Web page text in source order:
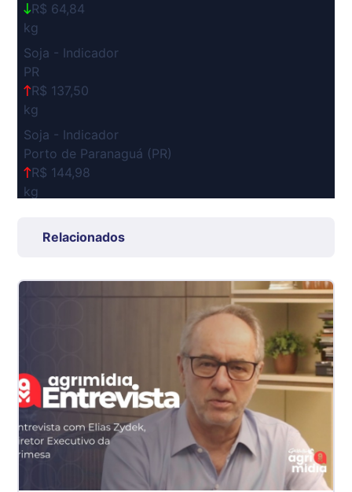
R$ 64,84
kg
Soja - Indicador
PR
R$ 137,50
kg
Soja - Indicador
Porto de Paranaguá (PR)
R$ 144,98
kg
Grande São Paulo (SP)
Suíno - Estadual
Suíno - Estadual
MG
kg
Suíno - Estadual
Relacionados